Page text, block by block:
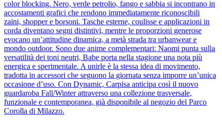
color blocking. Nero, verde petrolio, fango e sabbia si incontrano in
accostamenti grafici che rendono immediatamente riconoscibili
zaini, shopper e borsoni. Tasche esterne, coulisse e applicazioni in
corda diventano segni distintivi, mentre le proporzioni generose
evocano un’attitudine dinamica, a metà strada tra urbanwear e
mondo outdoor. Sono due anime complementari: Naomi punta sulla
versatilità dei toni neutri, Babe porta nella stagione una nota più
energica e sperimentale. A unirle è la stessa idea di movimento,
tradotta in accessori che seguono la giornata senza imporre un’unica
occasione d’uso. Con Dynamic, Carpisa anticipa così il nuovo
guardaroba Fall/Winter attraverso una collezione trasversale,
funzionale e contemporanea, già disponibile al negozio del Parco
Corolla di Milazzo.